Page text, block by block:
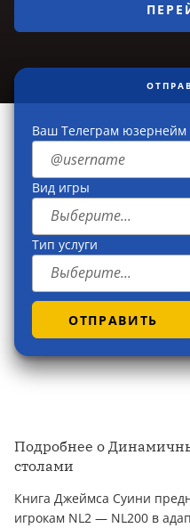
Ваш Телеграм юзернейм
Вид игры
Выберите...
Тип услуги
Выберите...
ОТПРАВИТЬ
Подробнее о
столами
Книга Джеймса Суини
игрокам NL2 — NL200 в